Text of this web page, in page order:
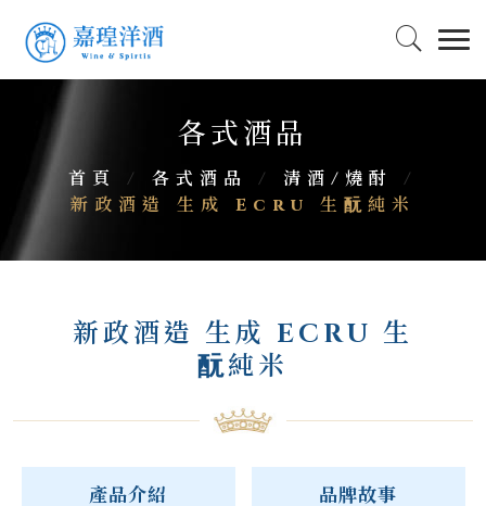
各式酒品
首頁 / 各式酒品 / 清酒/燒酎
/
新政酒造 生成 Ecru 生酛純米
新政酒造 生成 ECRU 生
酛純米
產品介紹 品牌故事